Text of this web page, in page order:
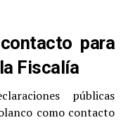
para
Fiscalía
públicas
como contacto